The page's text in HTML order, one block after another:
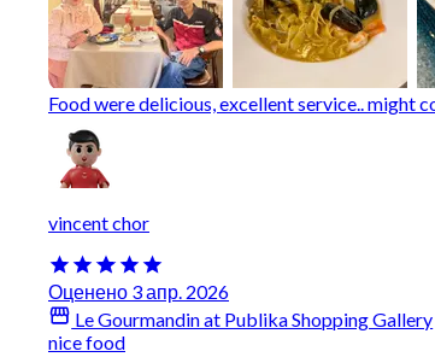
Food were delicious, excellent service.. might
vincent chor
Оценено 3 апр. 2026
Le Gourmandin at Publika Shopping Gallery
nice food